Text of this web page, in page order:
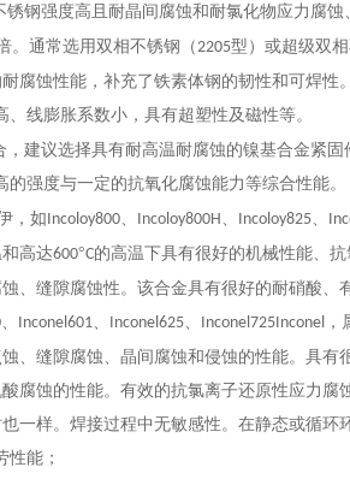
钢强度高且耐晶间腐蚀和耐氯化物应力腐
。 通常选用双相不锈钢（2205型）或超级双
腐蚀性能，补充了铁素体钢的韧性和可焊
线膨胀系数小，具有超塑性及磁性等。
，建议选择具有耐高温耐腐蚀的镍基合金紧固
强度与一定的抗氧化腐蚀能力等综合性能。
， 如Incoloy800、 Incoloy800H、 Incoloy825、
高达600°C的高温下具有很好的机械性能、
、缝隙腐蚀性。该合金具有很好的耐硝酸、
、 Inconel601、 Inconel625、 Inconel725Inconel ，
、缝隙腐蚀、晶间腐蚀和侵蚀的性能。具有
腐蚀的性能。有效的抗氯离子还原性应力
一样。焊接过程中无敏感性。在静态或循
能；